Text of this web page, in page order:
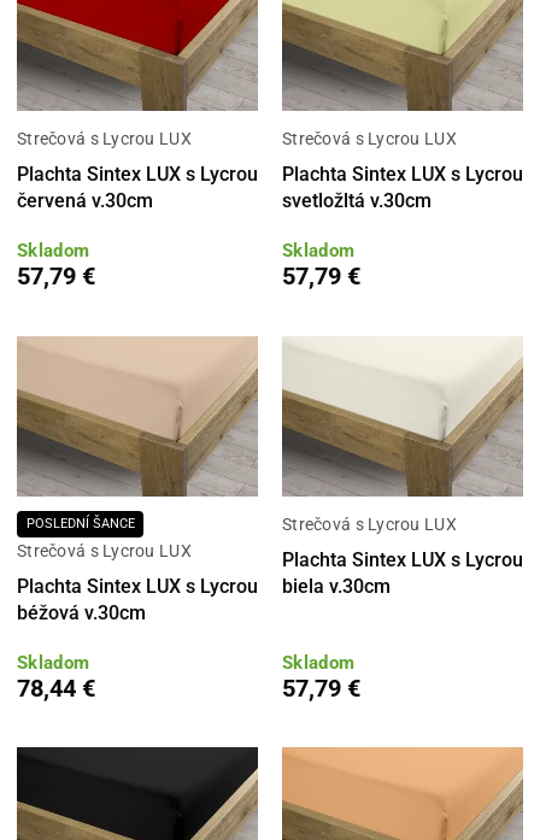
Strečová s Lycrou LUX
Plachta Sintex LUX s Lycrou
červená v.30cm
Skladom
57,79 €
Strečová s Lycrou LUX
Plachta Sintex LUX s Lycrou
svetložltá v.30cm
Skladom
57,79 €
POSLEDNÍ ŠANCE
Strečová s Lycrou LUX
Plachta Sintex LUX s Lycrou
béžová v.30cm
Skladom
78,44 €
Strečová s Lycrou LUX
Plachta Sintex LUX s Lycrou
biela v.30cm
Skladom
57,79 €